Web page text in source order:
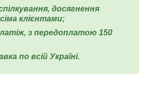
досягнення
клієнтами;
з передоплатою 150
по всій Україні.